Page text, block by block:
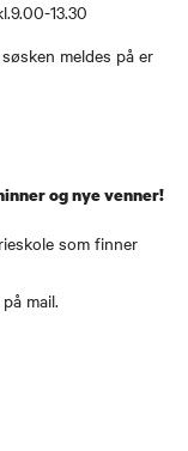
13.30
meldes på er
og nye venner!
som finner
mail.